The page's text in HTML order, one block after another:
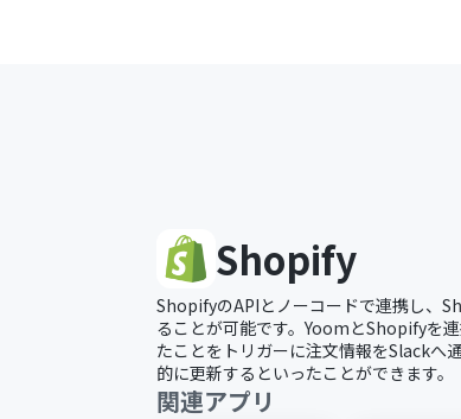
Shopify
ShopifyのAPIとノーコードで連携し、
ることが可能です。YoomとShopifyを
たことをトリガーに注文情報をSlackへ
的に更新するといったことができます。
関連アプリ